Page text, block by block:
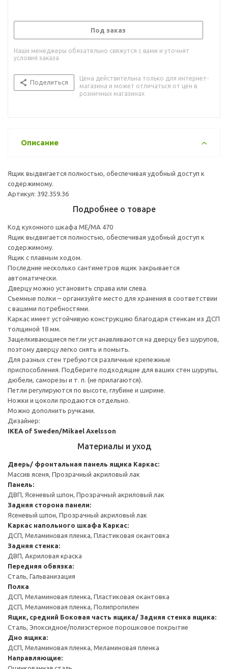
Под заказ
Наши менеджеры обязательно свяжутся с вами и уточнят
условия заказа
Поделиться
Цена действительна только для интернет-
магазина и может отличаться от цен в
розничных магазинах
Описание
Ящик выдвигается полностью, обеспечивая удобный доступ к
содержимому.
Артикул: 392.359.36
Подробнее о товаре
Код кухонного шкафа ME/MA 470
Ящик выдвигается полностью, обеспечивая удобный доступ к
содержимому.
Ящик с плавным ходом.
Последние несколько сантиметров ящик закрывается
автоматически.
Дверцу можно установить справа или слева.
Съемные полки – организуйте место для хранения в соответствии
с вашими потребностями.
Каркас имеет устойчивую конструкцию благодаря стенкам из ДСП
толщиной 18 мм.
Защелкивающиеся петли устанавливаются на дверцу без шурупов,
поэтому дверцу легко снять и помыть.
Для разных стен требуются различные крепежные
приспособления. Подберите подходящие для ваших стен шурупы,
дюбели, саморезы и т. п. (не прилагаются).
Петли регулируются по высоте, глубине и ширине.
Ножки и цоколи продаются отдельно.
Можно дополнить ручками.
Дизайнер:
IKEA of Sweden/Mikael Axelsson
Материалы и уход
Дверь/ фронтальная панель ящика Каркас:
Массив ясеня, Прозрачный акриловый лак
Панель:
ДВП, Ясеневый шпон, Прозрачный акриловый лак
Задняя сторона панели:
Ясеневый шпон, Прозрачный акриловый лак
Каркас напольного шкафа Каркас:
ДСП, Меламиновая пленка, Пластиковая окантовка
Задняя стенка:
ДВП, Акриловая краска
Передняя обвязка:
Сталь, Гальванизация
Полка
ДСП, Меламиновая пленка, Пластиковая окантовка
ДСП, Меламиновая пленка, Полипропилен
Ящик, средний Боковая часть ящика/ Задняя стенка ящика:
Сталь, Эпоксидное/полиэстерное порошковое покрытие
Дно ящика:
ДСП, Меламиновая пленка, Меламиновая пленка
Направляющие: